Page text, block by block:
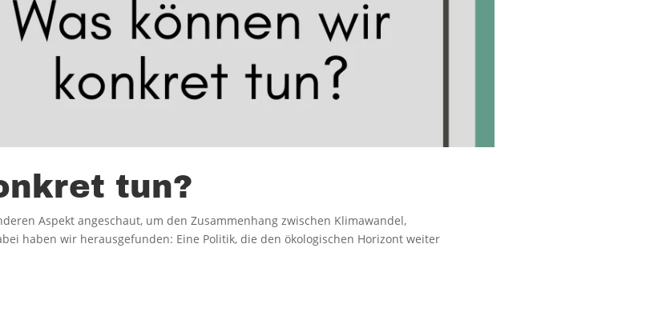
tun?
Aspekt angeschaut, um den Zusammenhang zwischen Klimawandel,
haben wir herausgefunden: Eine Politik, die den ökologischen Horizont weiter